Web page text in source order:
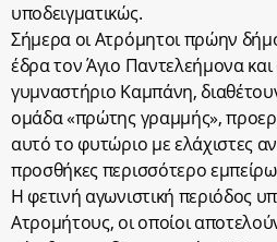
υποδειγματικώς.
Σήμερα οι Ατρόμητοι πρώην
έδρα τον Άγιο Παντελεήμονα και
γυμναστήριο Καμπάνη,
ομάδα «πρώτης γραμμής»,
αυτό το φυτώριο με ελάχιστες
προσθήκες περισσότερο
Η φετινή αγωνιστική περιόδος
Ατρομήτους, οι οποίοι